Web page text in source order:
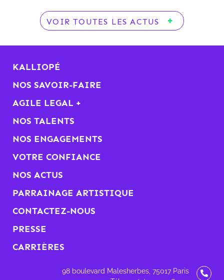
VOIR TOUTES LES ACTUS
KALLIOPÉ
NOS SAVOIR-FAIRE
AGILE LEGAL +
NOS TALENTS
NOS ENGAGEMENTS
VOTRE CONFIANCE
NOS ACTUS
PARRAINAGE ARTISTIQUE
CONTACTEZ-NOUS
PRESSE
CARRIÈRES
98 boulevard Malesherbes, 75017 Paris